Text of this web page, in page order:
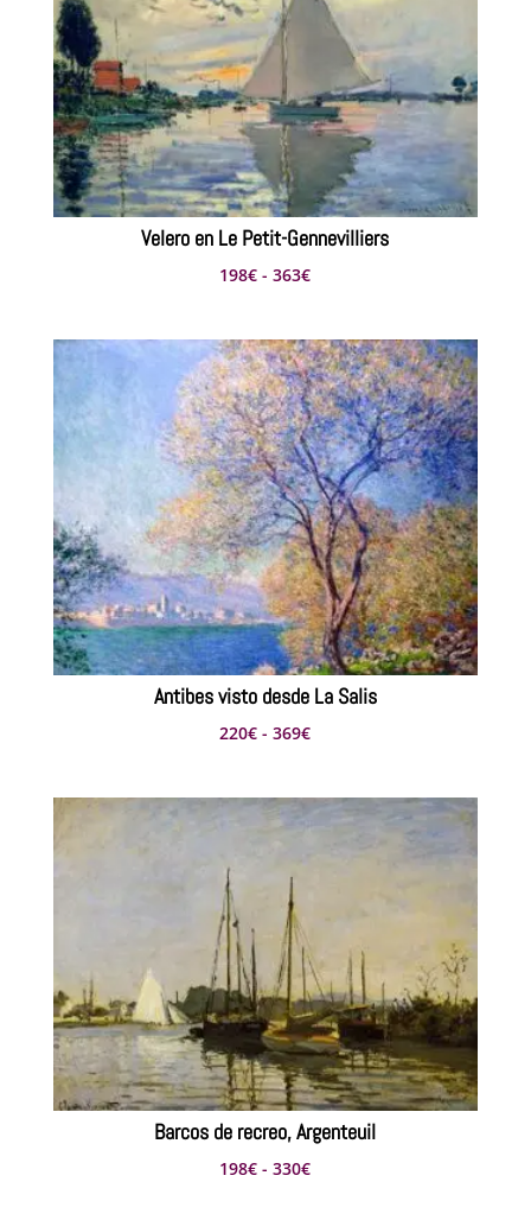
407€
Velero en Le Petit-Gennevilliers
198€ - 363€Rango
precios:
desde
198€
hasta
363€
Antibes visto desde La Salis
220€ - 369€Rango
precios:
desde
Barcos de recreo, Argenteuil
198€ - 330€Rango